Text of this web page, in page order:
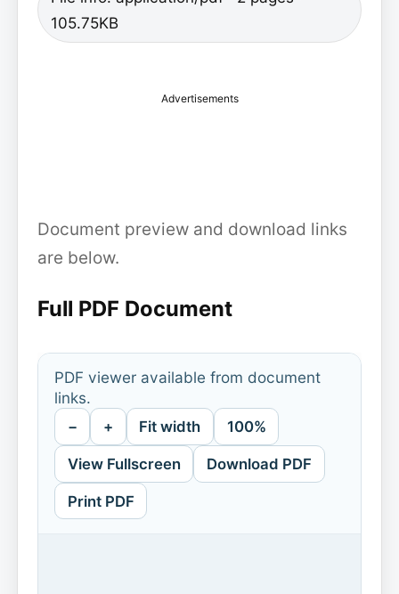
105.75KB
Advertisements
Document preview and download links
are below.
Full PDF Document
PDF viewer available from document
links.
− + Fit width 100%
View Fullscreen Download PDF
Print PDF